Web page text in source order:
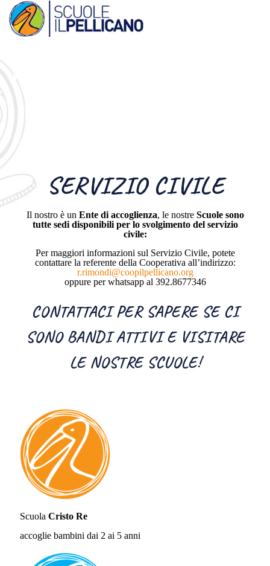
SERVIZIO CIVILE
Il nostro è un Ente di accoglienza, le nostre Scuole sono
tutte sedi disponibili per lo svolgimento del servizio
civile:
Per maggiori informazioni sul Servizio Civile, potete
contattare la referente della Cooperativa all’indirizzo:
r.rimondi@coopilpellicano.org
oppure per whatsapp al 392.8677346
CONTATTACI PER SAPERE SE CI
SONO BANDI ATTIVI E VISITARE
LE NOSTRE SCUOLE!
Scuola Cristo Re
accoglie bambini dai 2 ai 5 anni